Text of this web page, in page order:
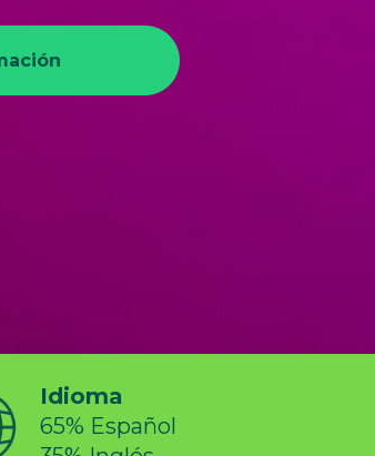
Idioma
65% Español